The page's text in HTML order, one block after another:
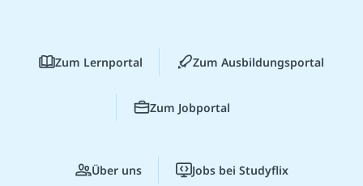
Zum Lernportal Zum Ausbildungsportal
Zum Jobportal
Über uns Jobs bei Studyflix